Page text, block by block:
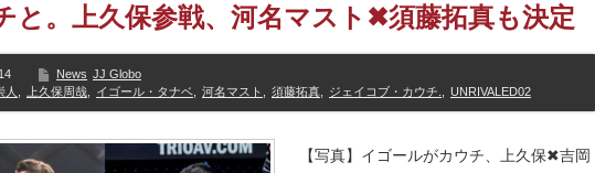
と。上久保参戦、河名マスト✖須藤拓真も決定
News JJ Globo
人
上久保周哉 イゴール・タナベ 河名マスト 須藤拓真 ジェイコブ・カウチ. UNRIVALED02
【写真】イゴールがカウチ、上久保✖吉岡